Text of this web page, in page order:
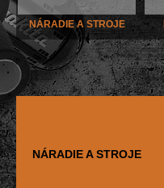
NÁRADIE A STROJE
NÁRADIE A STROJE